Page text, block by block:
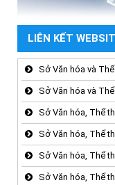
LIÊN KẾT
Sở Văn hóa và
Sở Văn hóa và
Sở Văn hóa, Thể
Sở Văn hóa, Thể
Sở Văn hóa, Thể
Sở Văn hóa, Thể